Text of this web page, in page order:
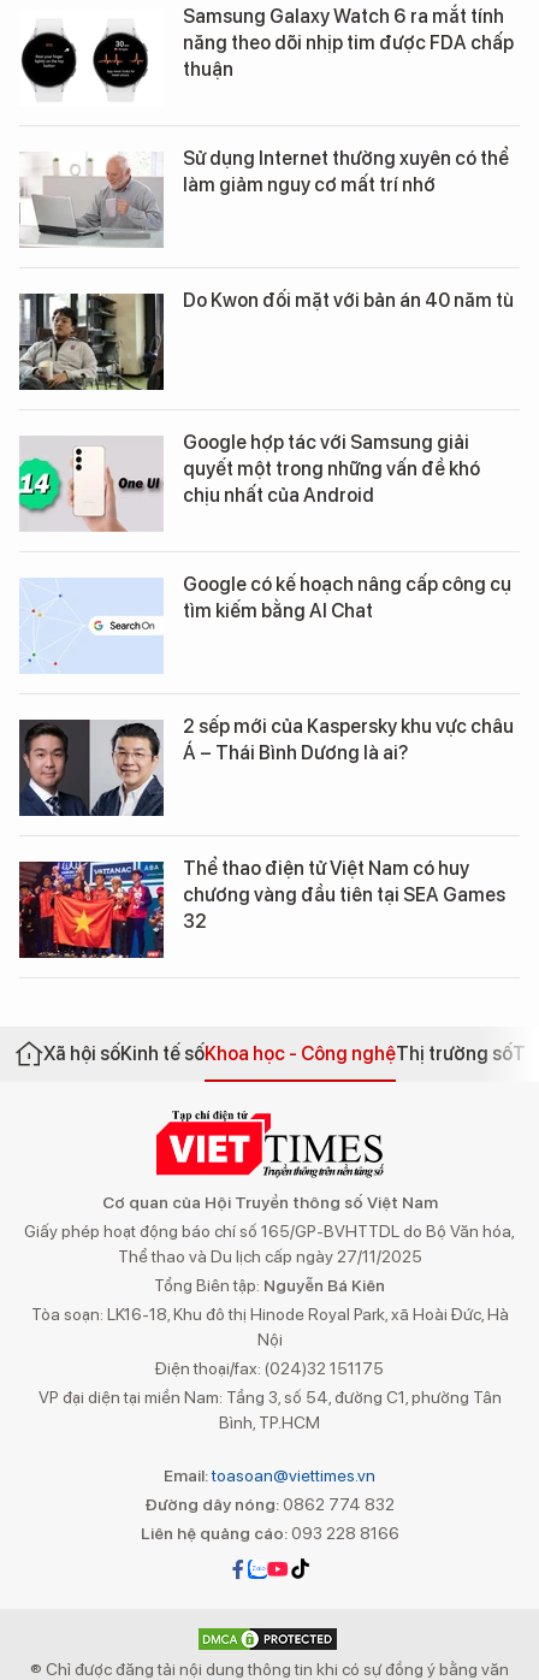
Samsung Galaxy Watch 6 ra mắt tính
năng theo dõi nhịp tim được FDA chấp
thuận
Sử dụng Internet thường xuyên có thể
làm giảm nguy cơ mất trí nhớ
Do Kwon đối mặt với bản án 40 năm tù
Google hợp tác với Samsung giải
quyết một trong những vấn đề khó
chịu nhất của Android
Google có kế hoạch nâng cấp công cụ
tìm kiếm bằng AI Chat
2 sếp mới của Kaspersky khu vực châu
Á – Thái Bình Dương là ai?
Thể thao điện tử Việt Nam có huy
chương vàng đầu tiên tại SEA Games
32
Xã hội sốKinh tế sốKhoa học - Công nghệThị trường số
Cơ quan của Hội Truyền thông số Việt Nam
Giấy phép hoạt động báo chí số 165/GP-BVHTTDL do Bộ Văn hóa,
Thể thao và Du lịch cấp ngày 27/11/2025
Tổng Biên tập: Nguyễn Bá Kiên
Tòa soạn: LK16-18, Khu đô thị Hinode Royal Park, xã Hoài Đức, Hà
Nội
Điện thoại/fax: (024)32 151175
VP đại diện tại miền Nam: Tầng 3, số 54, đường C1, phường Tân
Bình, TP.HCM
Email:toasoan@viettimes.vn
Đường dây nóng: 0862 774 832
Liên hệ quảng cáo:093 228 8166
® Chỉ được đăng tải nội dung thông tin khi có sự đồng ý bằng văn